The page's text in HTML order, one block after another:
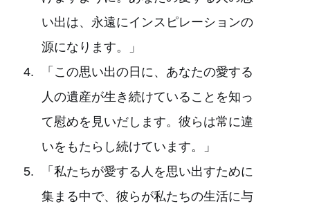
い出は、永遠にインスピレーションの
源になります。」
「この思い出の日に、あなたの愛する
人の遺産が生き続けていることを知っ
て慰めを見いだします。彼らは常に違
いをもたらし続けています。」
「私たちが愛する人を思い出すために
集まる中で、彼らが私たちの生活に与